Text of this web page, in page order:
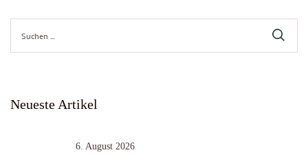
nach:
Neueste Artikel
6. August 2026